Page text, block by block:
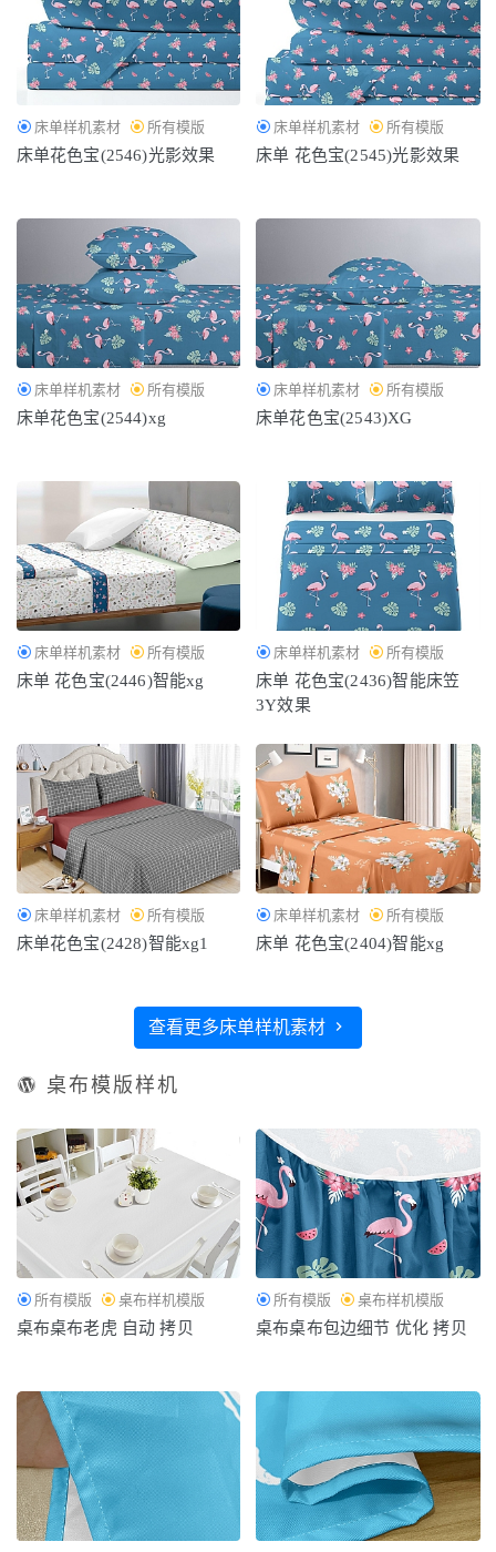
床单样机素材 所有模版
床单花色宝(2546)光影效果
床单样机素材 所有模版
床单 花色宝(2545)光影效果
床单样机素材 所有模版
床单花色宝(2544)xg
床单样机素材 所有模版
床单花色宝(2543)XG
床单样机素材 所有模版
床单 花色宝(2446)智能xg
床单样机素材 所有模版
床单 花色宝(2436)智能床笠
3Y效果
床单样机素材 所有模版
床单花色宝(2428)智能xg1
床单样机素材 所有模版
床单 花色宝(2404)智能xg
查看更多床单样机素材
桌布模版样机
所有模版 桌布样机模版
桌布桌布老虎 自动 拷贝
所有模版 桌布样机模版
桌布桌布包边细节 优化 拷贝